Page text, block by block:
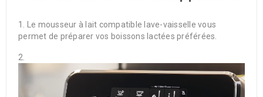
Le mousseur à lait compatible lave-vaisselle vous
permet de préparer vos boissons lactées préférées.